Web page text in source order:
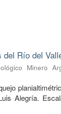
Río del
Minero
Alegría.